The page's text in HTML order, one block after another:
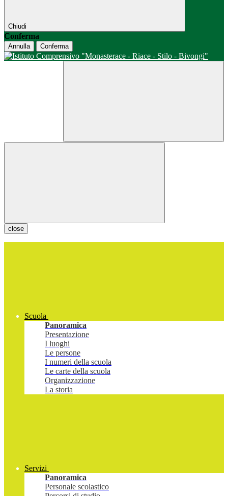
Chiudi
Conferma
Annulla Conferma
close
Scuola
Panoramica
Presentazione
I luoghi
Le persone
I numeri della scuola
Le carte della scuola
Organizzazione
La storia
Servizi
Panoramica
Personale scolastico